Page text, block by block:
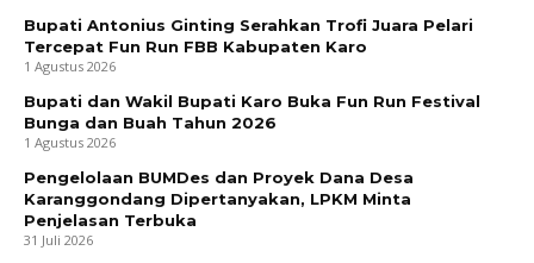
Bupati Antonius Ginting Serahkan Trofi Juara Pelari
Tercepat Fun Run FBB Kabupaten Karo
1 Agustus 2026
Bupati dan Wakil Bupati Karo Buka Fun Run Festival
Bunga dan Buah Tahun 2026
1 Agustus 2026
Pengelolaan BUMDes dan Proyek Dana Desa
Karanggondang Dipertanyakan, LPKM Minta
Penjelasan Terbuka
31 Juli 2026